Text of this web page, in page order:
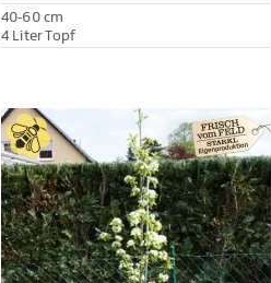
40-60 cm
4 Liter Topf